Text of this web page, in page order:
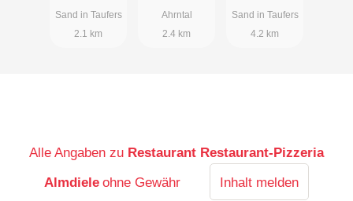
Sand in Taufers
2.1 km
Ahrntal
2.4 km
Sand in Taufers
4.2 km
Alle Angaben zu Restaurant Restaurant-Pizzeria
Almdiele ohne Gewähr Inhalt melden